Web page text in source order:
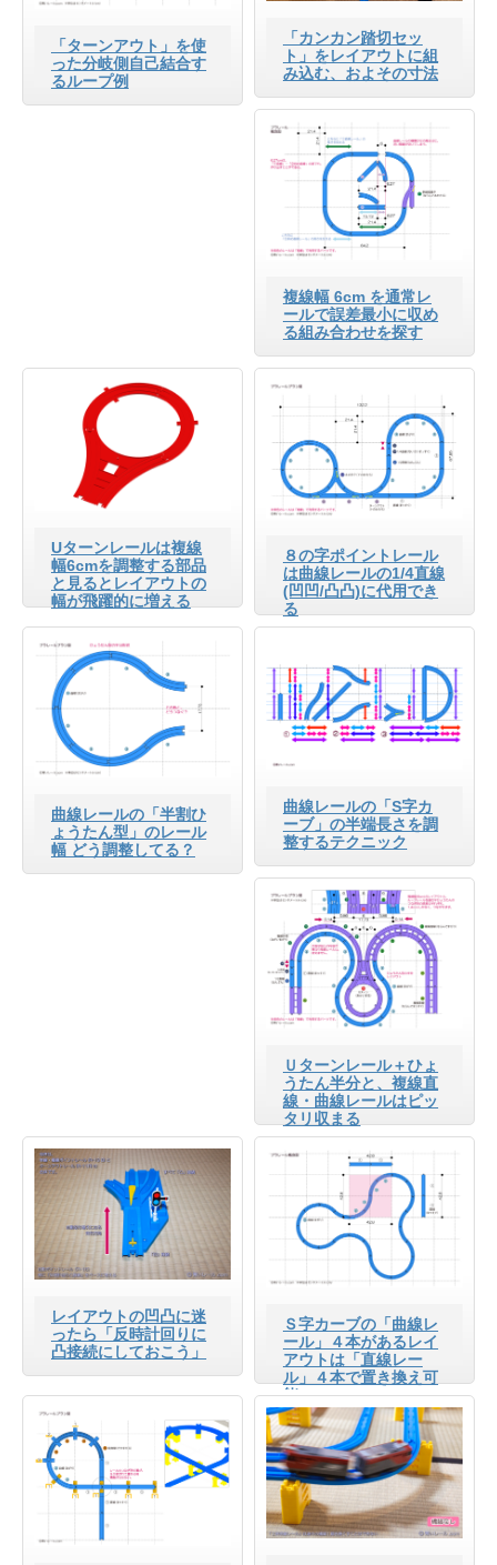
「ターンアウト」を使
った分岐側自己結合す
るループ例
「カンカン踏切セッ
ト」をレイアウトに組
み込む、およその寸法
複線幅 6cm を通常レ
ールで誤差最小に収め
る組み合わせを探す
Uターンレールは複線
幅6cmを調整する部品
と見るとレイアウトの
幅が飛躍的に増える
８の字ポイントレール
は曲線レールの1/4直線
(凹凹/凸凸)に代用でき
る
曲線レールの「半割ひ
ょうたん型」のレール
幅 どう調整してる？
曲線レールの「S字カ
ーブ」の半端長さを調
整するテクニック
Ｕターンレール＋ひょ
うたん半分と、複線直
線・曲線レールはピッ
タリ収まる
レイアウトの凹凸に迷
ったら「反時計回りに
凸接続にしておこう」
Ｓ字カーブの「曲線レ
ール」４本があるレイ
アウトは「直線レー
ル」４本で置き換え可
能